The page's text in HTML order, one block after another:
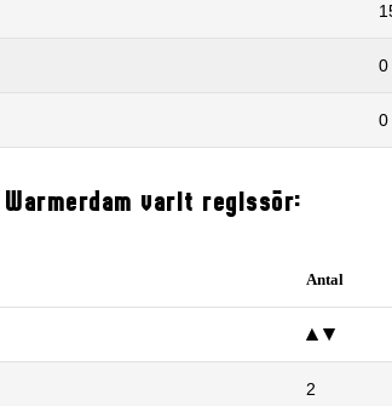
0
0
varit regissör:
Antal
2